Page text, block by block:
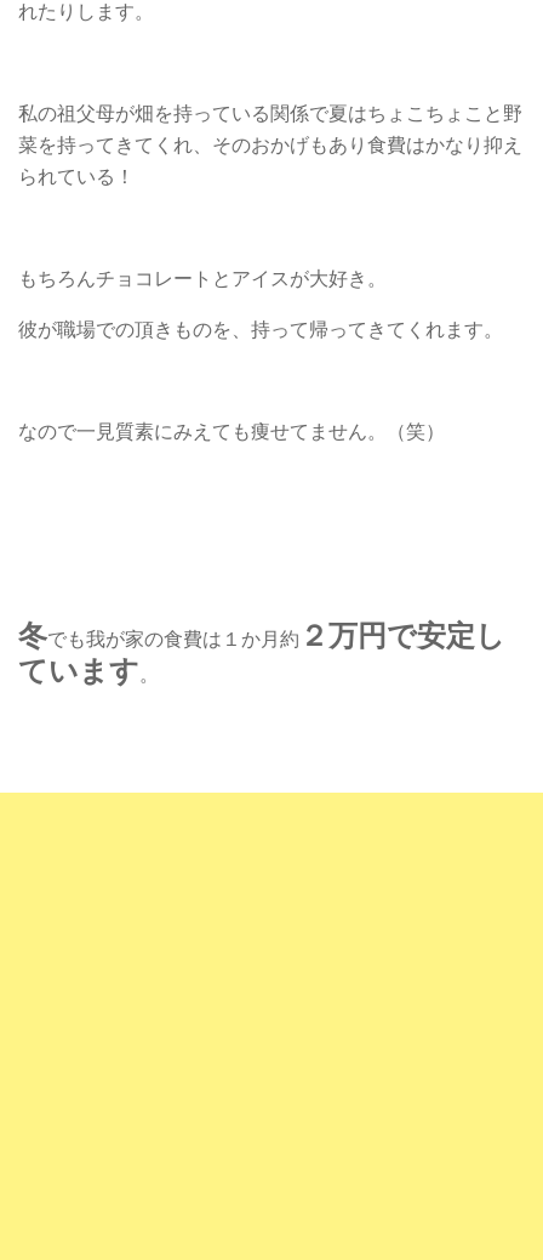
れたりします。
私の祖父母が畑を持っている関係で夏はちょこちょこと野
菜を持ってきてくれ、そのおかげもあり食費はかなり抑え
られている！
もちろんチョコレートとアイスが大好き。
彼が職場での頂きものを、持って帰ってきてくれます。
なので一見質素にみえても痩せてません。（笑）
冬でも我が家の食費は１か月約 ２万円で安定し
ています。